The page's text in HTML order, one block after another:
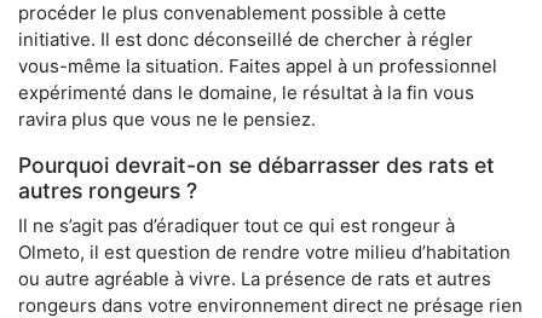
procéder le plus convenablement possible à cette
initiative. Il est donc déconseillé de chercher à régler
vous-même la situation. Faites appel à un professionnel
expérimenté dans le domaine, le résultat à la fin vous
ravira plus que vous ne le pensiez.
Pourquoi devrait-on se débarrasser des rats et
autres rongeurs ?
Il ne s’agit pas d’éradiquer tout ce qui est rongeur à
Olmeto, il est question de rendre votre milieu d’habitation
ou autre agréable à vivre. La présence de rats et autres
rongeurs dans votre environnement direct ne présage rien